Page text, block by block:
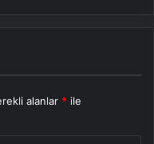
alanlar * ile